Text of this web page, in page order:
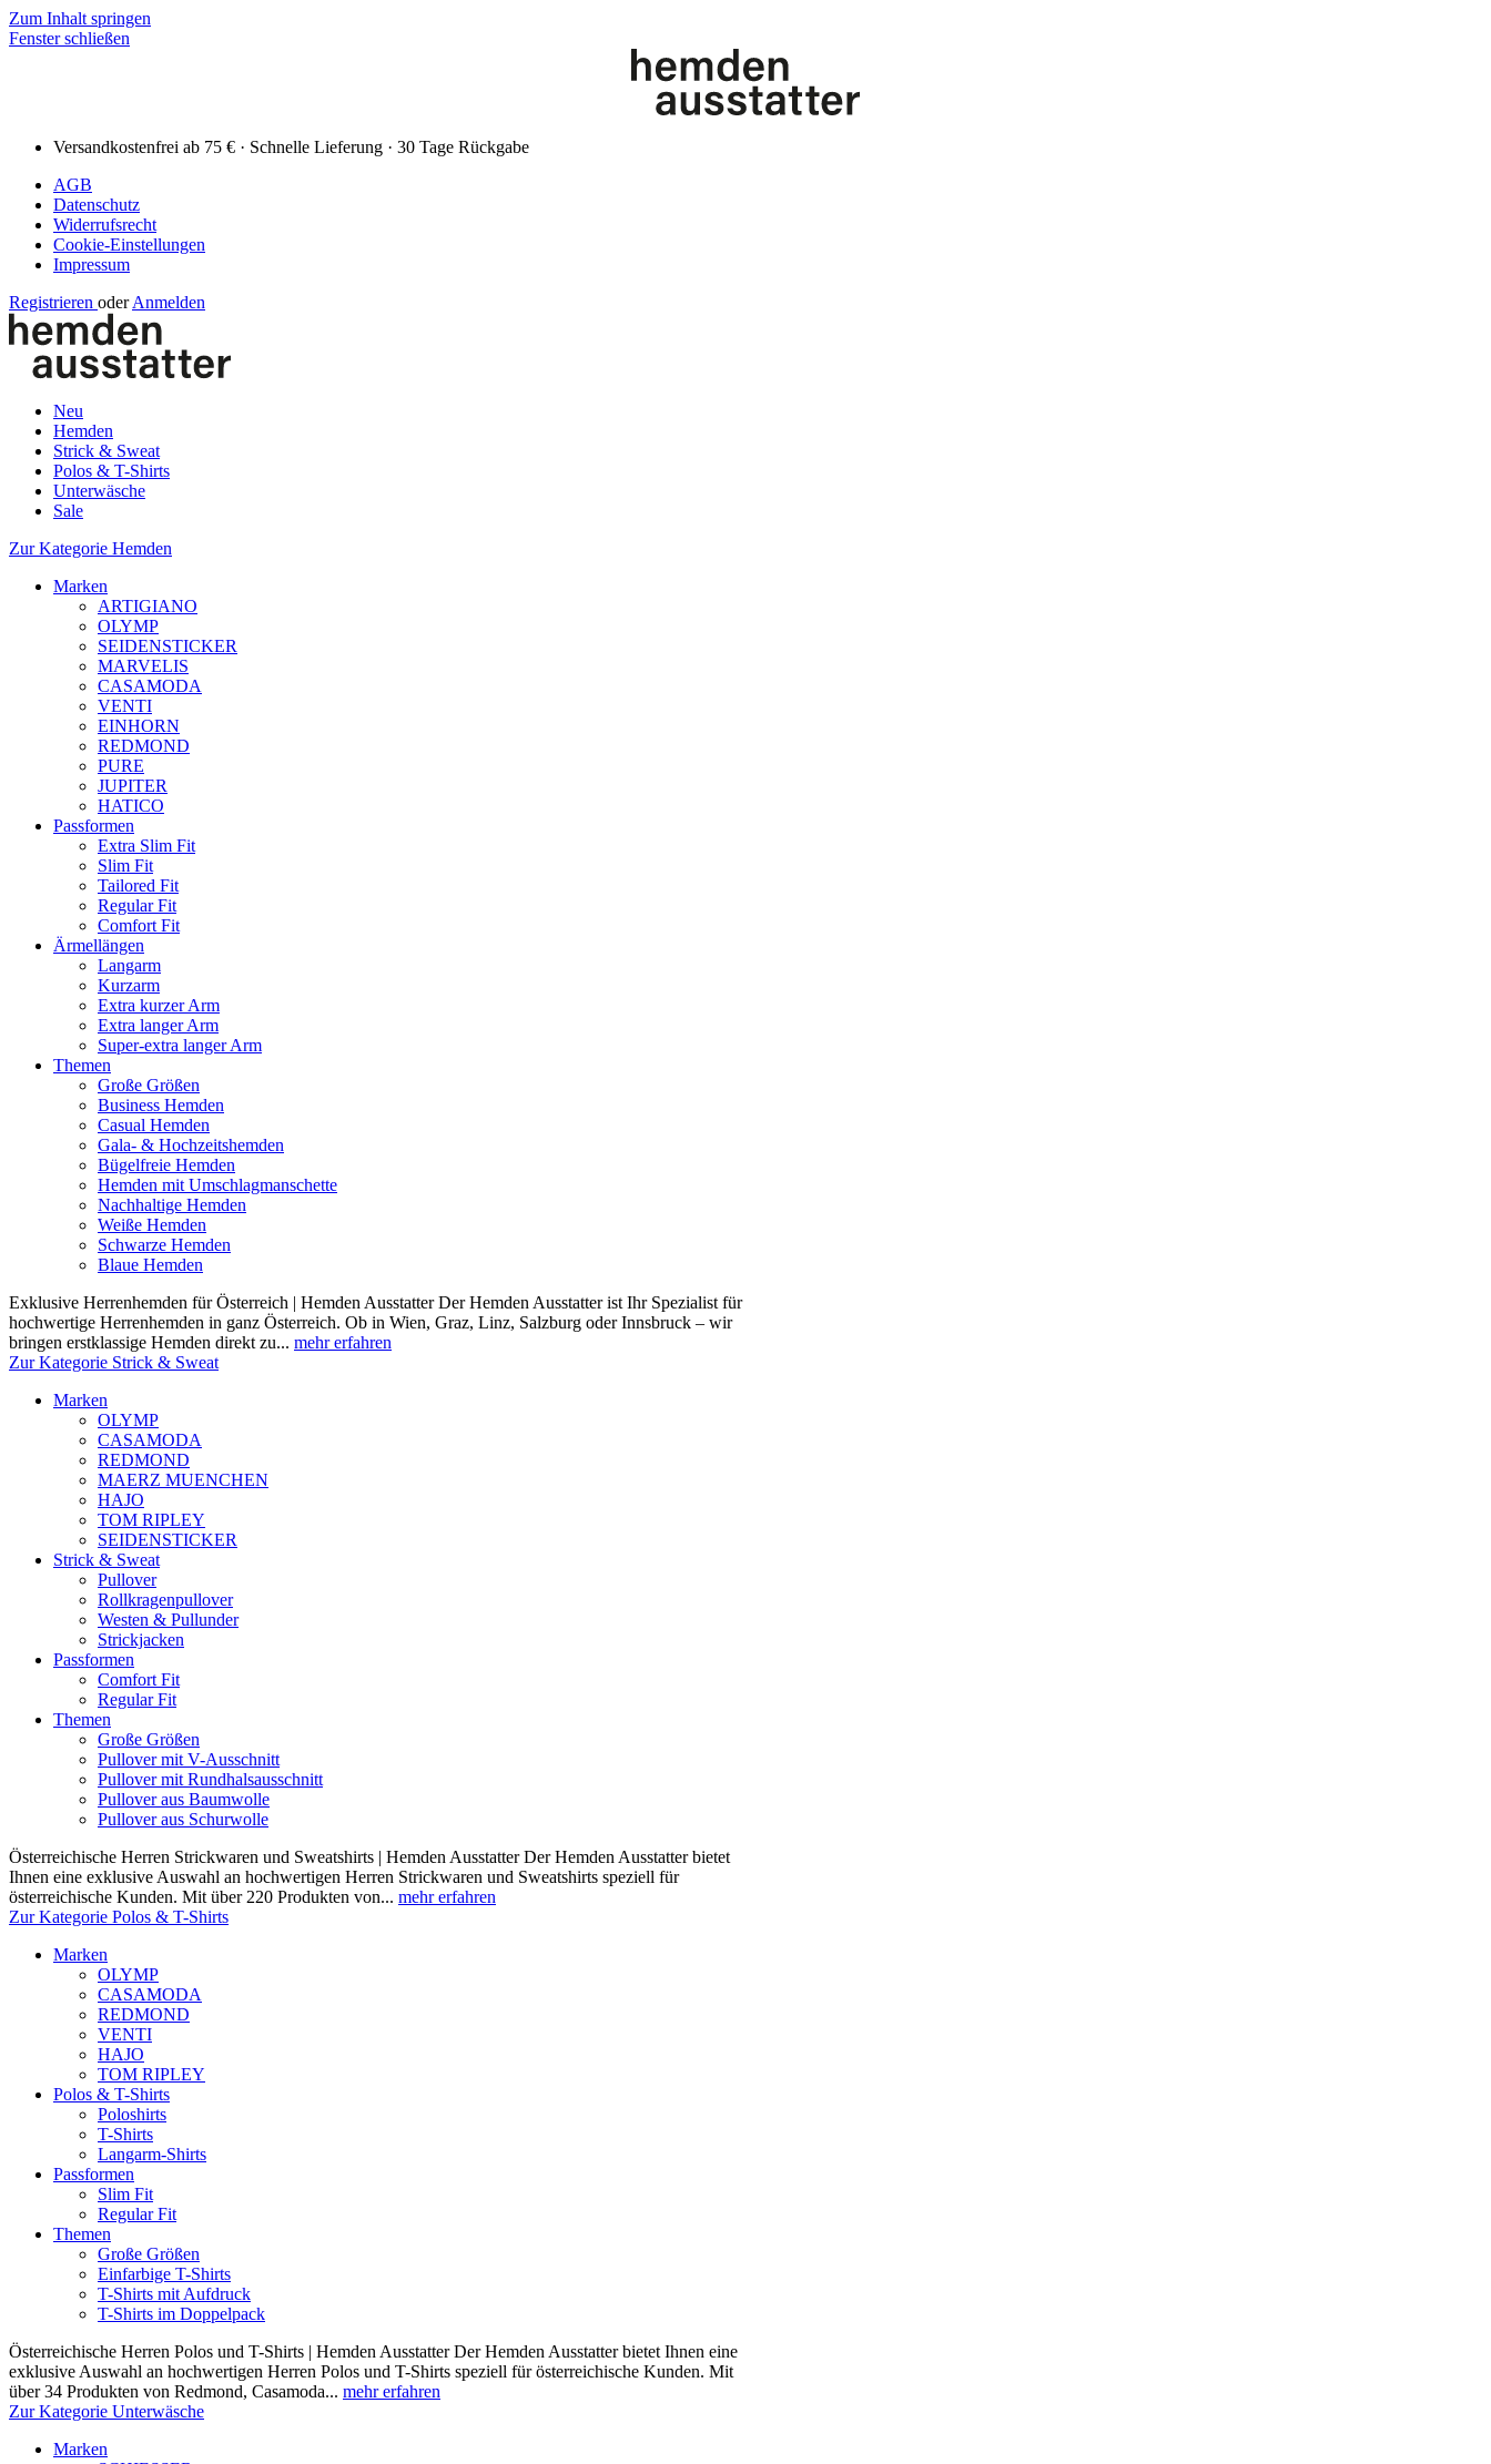
Zum Inhalt springen
Fenster schließen
Versandkostenfrei ab 75 € · Schnelle Lieferung · 30 Tage Rückgabe
AGB
Datenschutz
Widerrufsrecht
Cookie-Einstellungen
Impressum
Registrieren oder Anmelden
Neu
Hemden
Strick & Sweat
Polos & T-Shirts
Unterwäsche
Sale
Zur Kategorie Hemden
Marken
ARTIGIANO
OLYMP
SEIDENSTICKER
MARVELIS
CASAMODA
VENTI
EINHORN
REDMOND
PURE
JUPITER
HATICO
Passformen
Extra Slim Fit
Slim Fit
Tailored Fit
Regular Fit
Comfort Fit
Ärmellängen
Langarm
Kurzarm
Extra kurzer Arm
Extra langer Arm
Super-extra langer Arm
Themen
Große Größen
Business Hemden
Casual Hemden
Gala- & Hochzeitshemden
Bügelfreie Hemden
Hemden mit Umschlagmanschette
Nachhaltige Hemden
Weiße Hemden
Schwarze Hemden
Blaue Hemden
Exklusive Herrenhemden für Österreich | Hemden Ausstatter Der Hemden Ausstatter ist Ihr Spezialist für
hochwertige Herrenhemden in ganz Österreich. Ob in Wien, Graz, Linz, Salzburg oder Innsbruck – wir
bringen erstklassige Hemden direkt zu... mehr erfahren
Zur Kategorie Strick & Sweat
Marken
OLYMP
CASAMODA
REDMOND
MAERZ MUENCHEN
HAJO
TOM RIPLEY
SEIDENSTICKER
Strick & Sweat
Pullover
Rollkragenpullover
Westen & Pullunder
Strickjacken
Passformen
Comfort Fit
Regular Fit
Themen
Große Größen
Pullover mit V-Ausschnitt
Pullover mit Rundhalsausschnitt
Pullover aus Baumwolle
Pullover aus Schurwolle
Österreichische Herren Strickwaren und Sweatshirts | Hemden Ausstatter Der Hemden Ausstatter bietet
Ihnen eine exklusive Auswahl an hochwertigen Herren Strickwaren und Sweatshirts speziell für
österreichische Kunden. Mit über 220 Produkten von... mehr erfahren
Zur Kategorie Polos & T-Shirts
Marken
OLYMP
CASAMODA
REDMOND
VENTI
HAJO
TOM RIPLEY
Polos & T-Shirts
Poloshirts
T-Shirts
Langarm-Shirts
Passformen
Slim Fit
Regular Fit
Themen
Große Größen
Einfarbige T-Shirts
T-Shirts mit Aufdruck
T-Shirts im Doppelpack
Österreichische Herren Polos und T-Shirts | Hemden Ausstatter Der Hemden Ausstatter bietet Ihnen eine
exklusive Auswahl an hochwertigen Herren Polos und T-Shirts speziell für österreichische Kunden. Mit
über 34 Produkten von Redmond, Casamoda... mehr erfahren
Zur Kategorie Unterwäsche
Marken